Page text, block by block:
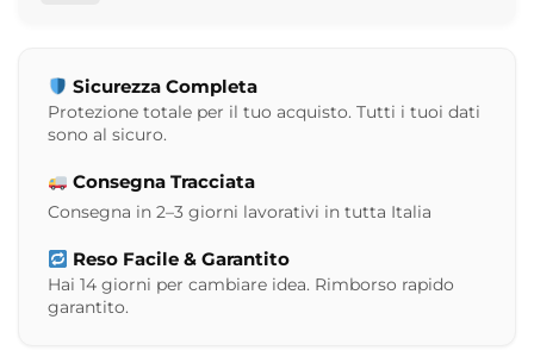
Sicurezza Completa
Protezione totale per il tuo acquisto. Tutti i tuoi dati
sono al sicuro.
Consegna Tracciata
Consegna in 2–3 giorni lavorativi in tutta Italia
Reso Facile & Garantito
Hai 14 giorni per cambiare idea. Rimborso rapido
garantito.